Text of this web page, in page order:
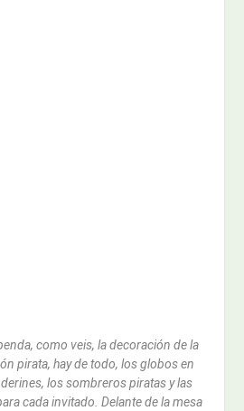
como veis, la decoración de la
pirata, hay de todo, los globos en
los sombreros piratas y las
cada invitado. Delante de la mesa